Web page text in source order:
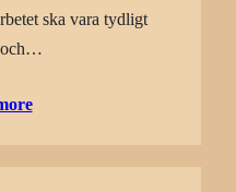
ska vara tydligt
och…